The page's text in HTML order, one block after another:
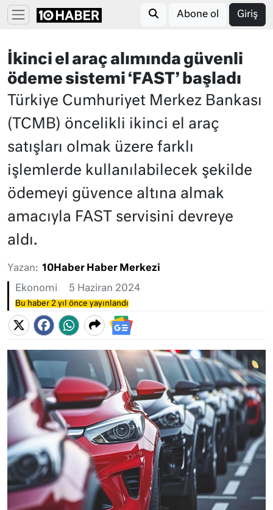
Abone ol Giriş
İkinci el araç alımında güvenli
ödeme sistemi ‘FAST’ başladı
Türkiye Cumhuriyet Merkez Bankası
(TCMB) öncelikli ikinci el araç
satışları olmak üzere farklı
işlemlerde kullanılabilecek şekilde
ödemeyi güvence altına almak
amacıyla FAST servisini devreye
aldı.
Yazan: 10Haber Haber Merkezi
Ekonomi 5 Haziran 2024
Bu haber 2 yıl önce yayınlandı